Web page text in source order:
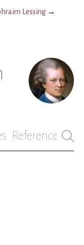
Lessing →
References